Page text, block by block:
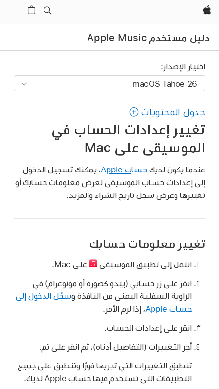
Apple‏
دليل مستخدم Apple Music
اختيار الإصدار:
جدول المحتويات
تغيير إعدادات الحساب في
الموسيقى على Mac
عندما يكون لديك حساب Apple
، يمكنك تسجيل الدخول
إلى إعدادات حساب الموسيقى لعرض معلومات حسابك أو
تغييرها وعرض سجل تاريخ الشراء والمزيد.
تغيير معلومات حسابك
انتقل إلى تطبيق الموسيقى على Mac.
انقر على زر حسابي (يبدو كصورة أو مونوغرام) في
الزاوية السفلية اليمنى من النافذة وسجِّل الدخول إلى
حساب Apple
، إذا لزم الأمر.
انقر على إعدادات الحساب.
أجر التغييرات (التفاصيل أدناه)، ثم انقر على تم.
تنطبق التغييرات التي تجريها فورًا وتنطبق على جميع
التطبيقات التي تستخدم فيها حساب Apple لديك.